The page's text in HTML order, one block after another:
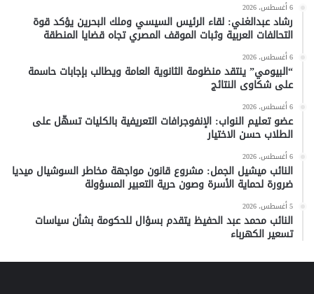
6 أغسطس، 2026
رشاد عبدالغني: لقاء الرئيس السيسي وملك البحرين يؤكد قوة
التحالفات العربية وثبات الموقف المصري تجاه قضايا المنطقة
6 أغسطس، 2026
“البيومي” ينتقد منظومة الثانوية العامة ويطالب بإجابات حاسمة
على شكاوى النتائج
6 أغسطس، 2026
عضو تعليم النواب: الإنفوجرافات التعريفية بالكليات تسهّل على
الطلاب حسن الاختيار
6 أغسطس، 2026
النائب ميشيل الجمل: مشروع قانون مواجهة مخاطر السوشيال ميديا
ضرورة لحماية الأسرة وصون حرية التعبير المسؤولة
5 أغسطس، 2026
النائب محمد عبد الحفيظ يتقدم بسؤال للحكومة بشأن سياسات
تسعير الكهرباء